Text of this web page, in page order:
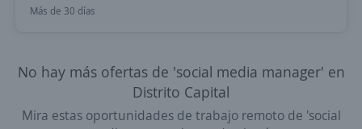
Más de 30 días
No hay más ofertas de 'social media manager' en
Distrito Capital
Mira estas oportunidades de trabajo remoto de 'social